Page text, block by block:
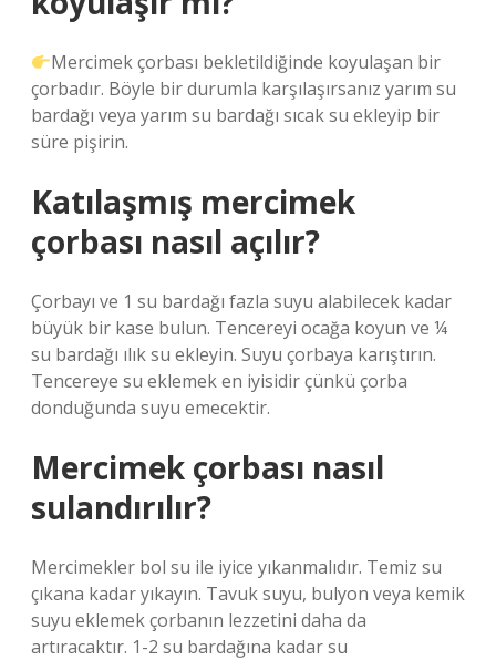
Mercimek çorbası bekletildiğinde koyulaşan bir
çorbadır. Böyle bir durumla karşılaşırsanız yarım su
bardağı veya yarım su bardağı sıcak su ekleyip bir
süre pişirin.
Katılaşmış mercimek
çorbası nasıl açılır?
Çorbayı ve 1 su bardağı fazla suyu alabilecek kadar
büyük bir kase bulun. Tencereyi ocağa koyun ve ¼
su bardağı ılık su ekleyin. Suyu çorbaya karıştırın.
Tencereye su eklemek en iyisidir çünkü çorba
donduğunda suyu emecektir.
Mercimek çorbası nasıl
sulandırılır?
Mercimekler bol su ile iyice yıkanmalıdır. Temiz su
çıkana kadar yıkayın. Tavuk suyu, bulyon veya kemik
suyu eklemek çorbanın lezzetini daha da
artıracaktır. 1-2 su bardağına kadar su